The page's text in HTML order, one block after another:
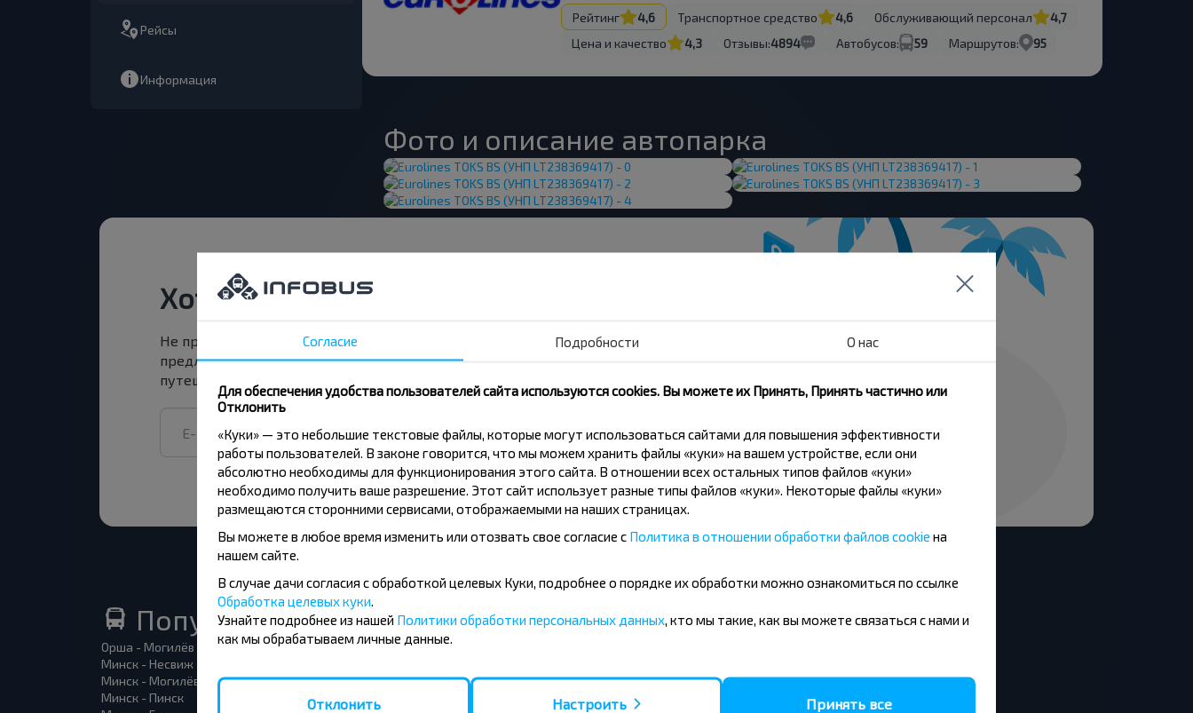
Рейсы
Информация
Рейтинг 4,6 Транспортное средство 4,6 Обслуживающий персонал
4,7
Цена и качество
4,3 Отзывы:4894 Автобусов: 59 Маршрутов: 95
Фото и описание автопарка
Хотите путешествовать дешевле?
Не пропусти специальные акции, скидки и другие интересные
предложения INFOBUS. Подпишись на получение новостей и
путешествуй с нами дешевле!
Подписаться
Популярные автобусные направления
Орша - Могилёв
Минск - Несвиж
Минск - Могилёв
Минск - Пинск
Минск - Барановичи
Брест - Тересполь
Полоцк - Рига
Москва - Брест
Брест - Люблин
Согласие Подробности О нас
Для обеспечения удобства пользователей сайта используются cookies. Вы можете их Принять, Принять частично или
Отклонить
«Куки» — это небольшие текстовые файлы, которые могут использоваться сайтами для повышения эффективности
работы пользователей. В законе говорится, что мы можем хранить файлы «куки» на вашем устройстве, если они
абсолютно необходимы для функционирования этого сайта. В отношении всех остальных типов файлов «куки»
необходимо получить ваше разрешение. Этот сайт использует разные типы файлов «куки». Некоторые файлы «куки»
размещаются сторонними сервисами, отображаемыми на наших страницах.
Вы можете в любое время изменить или отозвать свое согласие с Политика в отношении обработки файлов cookie на
нашем сайте.
В случае дачи согласия с обработкой целевых Куки, подробнее о порядке их обработки можно ознакомиться по ссылке
Обработка целевых куки
Узнайте подробнее из нашей Политики обработки персональных данных , кто мы такие, как вы можете связаться с нами и
как мы обрабатываем личные данные.
Отклонить Настроить Принять все